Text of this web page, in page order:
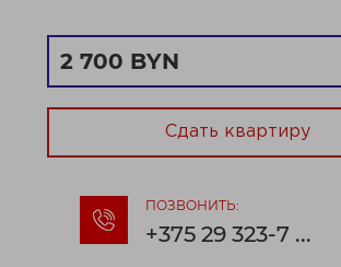
2 700 BYN
Сдать квартиру
ПОЗВОНИТЬ:
+375 29 323-7 ...